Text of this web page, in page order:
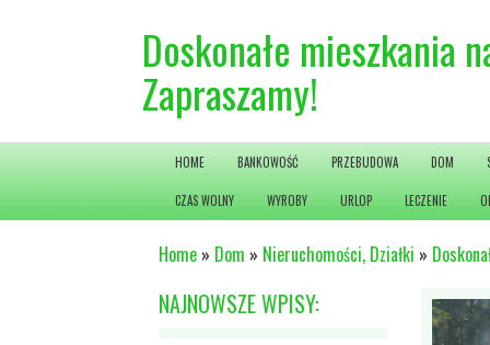
Doskonałe mieszkania
Zapraszamy!
HOME BANKOWOŚĆ PRZEBUDOWA DOM
CZAS WOLNY WYROBY URLOP LECZENIE
Home » Dom » Nieruchomości, Działki »
NAJNOWSZE WPISY: